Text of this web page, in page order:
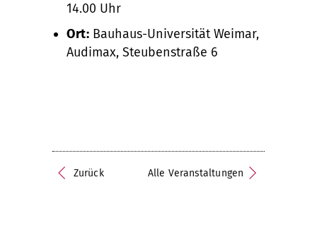
14.00 Uhr
Ort: Bauhaus-Universität Weimar,
Audimax, Steubenstraße 6
Zurück Alle Veranstaltungen